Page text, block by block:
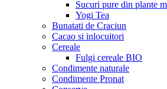
Sucuri pure din plante
Yogi Tea
Bunatati de Craciun
Cacao si inlocuitori
Cereale
Fulgi cereale BIO
Condimente naturale
Condimente Pronat